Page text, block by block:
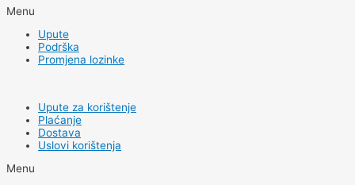
Menu
Upute
Podrška
Promjena lozinke
Upute za korištenje
Plaćanje
Dostava
Uslovi korištenja
Menu